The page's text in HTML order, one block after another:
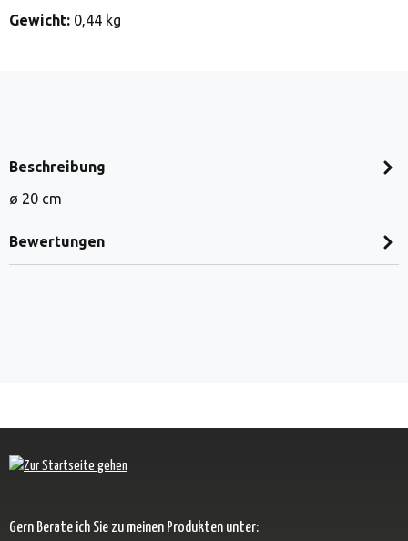
Gewicht: 0,44 kg
Beschreibung
ø 20 cm
Bewertungen
Gern Berate ich Sie zu meinen Produkten unter: